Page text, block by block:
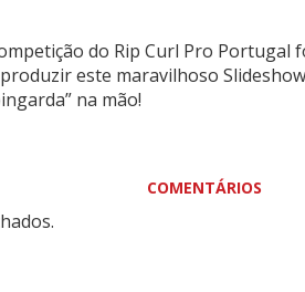
do Rip Curl Pro Portugal
este maravilhoso
na mão!
COMENTÁRIOS